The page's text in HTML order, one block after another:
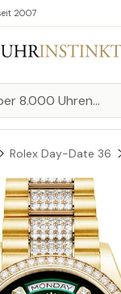
2007
Rolex Day-Date 36
springen